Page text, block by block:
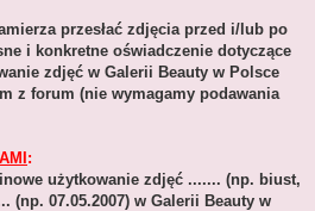
przesłać zdjęcia przed i/lub po
i konkretne oświadczenie dotyczące
zdjęć w Galerii Beauty w Polsce
z forum (nie wymagamy podawania
:
użytkowanie zdjęć ....... (np. biust,
(np. 07.05.2007) w Galerii Beauty w